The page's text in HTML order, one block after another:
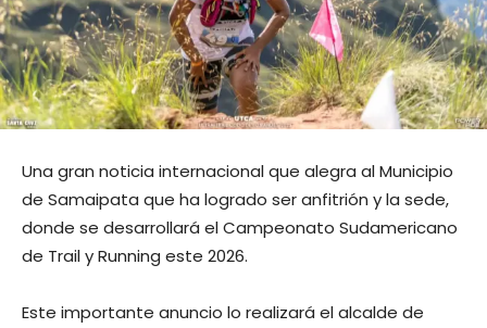
Una gran noticia internacional que alegra al Municipio
de Samaipata que ha logrado ser anfitrión y la sede,
donde se desarrollará el Campeonato Sudamericano
de Trail y Running este 2026.
Este importante anuncio lo realizará el alcalde de